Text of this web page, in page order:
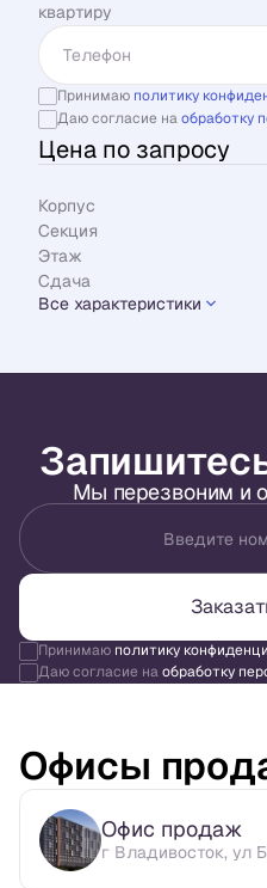
квартиру
Принимаю политику
Даю согласие наобработку
Цена по запросу
Корпус
Секция
Этаж
Сдача
Все характеристики
Мы перезвоним и
Введите
Принимаю политику
Даю согласие наобработку
Офисы
Офис продаж
г Владивосток, ул